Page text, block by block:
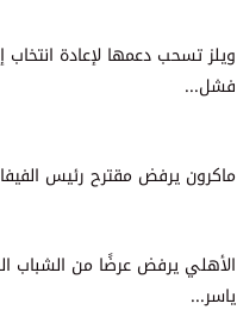
ويلز تسحب دعمها لإعادة انتخاب
فشل...
ماكرون يرفض مقترح رئيس الفيفا
الأهلي يرفض عرضًا من الشباب
ياسر...